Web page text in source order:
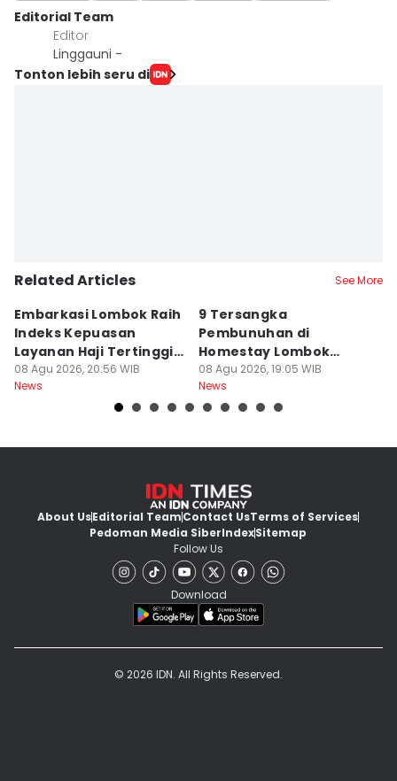
Editorial Team
Editor
Linggauni -
Tonton lebih seru di
Related Articles See More
Embarkasi Lombok Raih
Indeks Kepuasan
Layanan Haji Tertinggi
Nasional
08 Agu 2026, 20:56 WIB
News
9 Tersangka
Pembunuhan di
Homestay Lombok
Barat Dilimpahkan ke
Jaksa
08 Agu 2026, 19:05 WIB
News
About UsEditorial TeamContact UsTerms of Services
Pedoman Media SiberIndexSitemap
Follow Us
Download
© 2026 IDN. All Rights Reserved.